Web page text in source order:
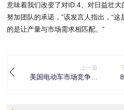
意味着我们改变了对ID.4、对日益壮
努加团队的承诺，”该发言人指出，“
的是让产量与市场需求相匹配。”
上一篇
美国电动车市场竞争激